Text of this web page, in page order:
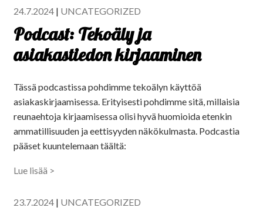
24.7.2024 | UNCATEGORIZED
Podcast: Tekoäly ja
asiakastiedon kirjaaminen
Tässä podcastissa pohdimme tekoälyn käyttöä
asiakaskirjaamisessa. Erityisesti pohdimme sitä, millaisia
reunaehtoja kirjaamisessa olisi hyvä huomioida etenkin
ammatillisuuden ja eettisyyden näkökulmasta. Podcastia
pääset kuuntelemaan täältä:
Lue lisää >
23.7.2024 | UNCATEGORIZED